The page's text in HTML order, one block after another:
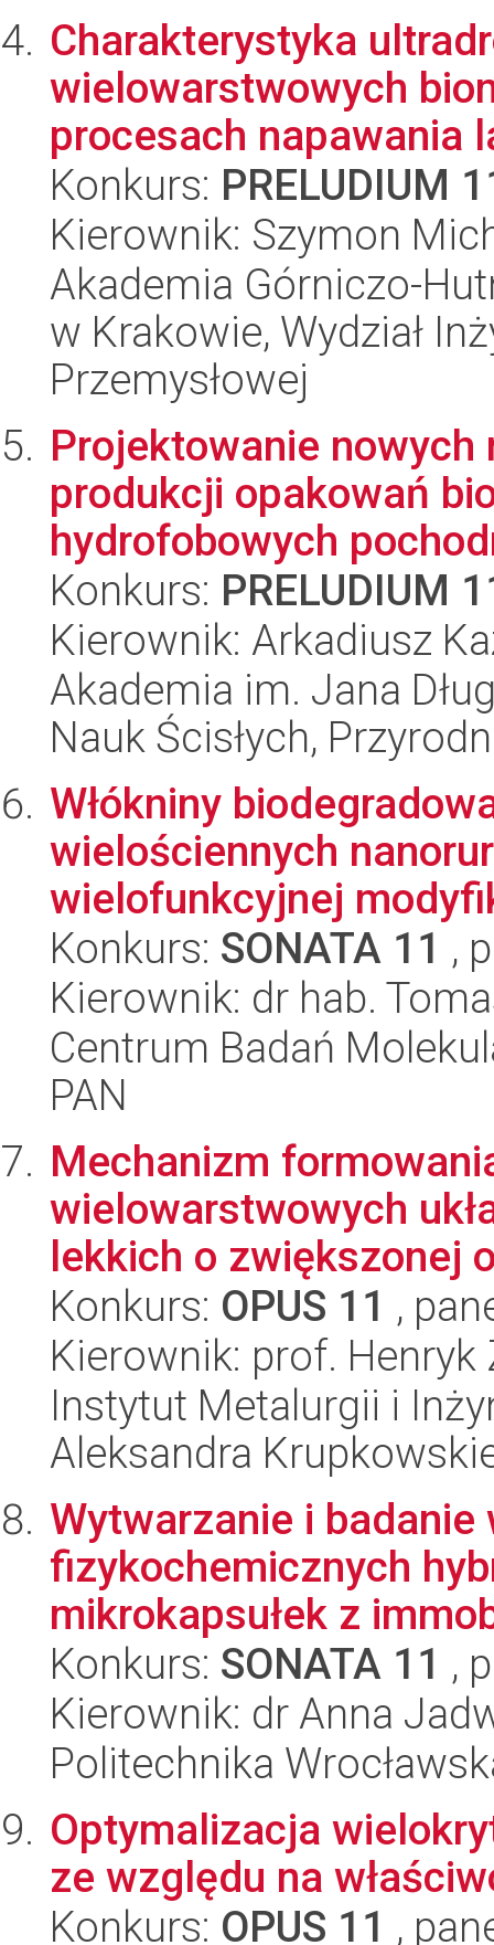
Charakterystyka
wielowarstwowych
procesach napawania
Konkurs: PRELUDIUM
Kierownik: Szymon
Akademia Górniczo-
w Krakowie, Wydział
Przemysłowej
Projektowanie nowych
produkcji opakowań
hydrofobowych
Konkurs: PRELUDIUM
Kierownik: Arkadiusz
Akademia im. Jana
Nauk Ścisłych,
Włókniny
wielościennych
wielofunkcyjnej
Konkurs: SONATA 11 ,
Kierownik: dr hab.
Centrum Badań
PAN
Mechanizm
wielowarstwowych
lekkich o zwiększonej
Konkurs: OPUS 11 ,
Kierownik: prof. Henryk
Instytut Metalurgii i
Aleksandra
Wytwarzanie i badanie
fizykochemicznych
mikrokapsułek z
Konkurs: SONATA 11 ,
Kierownik: dr Anna
Politechnika
Optymalizacja
ze względu na
Konkurs: OPUS 11 ,